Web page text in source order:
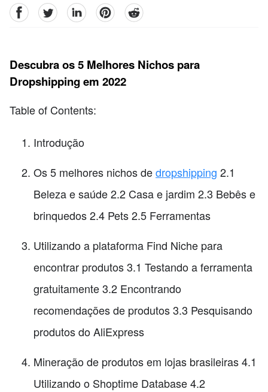
facebookTwitter linkedinpinterestreddit
Descubra os 5 Melhores Nichos para
Dropshipping em 2022
Table of Contents:
Introdução
Os 5 melhores nichos dedropshipping 2.1
Beleza e saúde 2.2 Casa e jardim 2.3 Bebês e
brinquedos 2.4 Pets 2.5 Ferramentas
Utilizando a plataforma Find Niche para
encontrar produtos 3.1 Testando a ferramenta
gratuitamente 3.2 Encontrando
recomendações de produtos 3.3 Pesquisando
produtos do AliExpress
Mineração de produtos em lojas brasileiras 4.1
Utilizando o Shoptime Database 4.2